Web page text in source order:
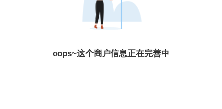
oops~这个商户信息正在完善中